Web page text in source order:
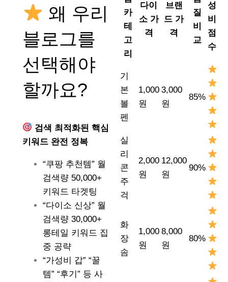
왜 우리
블로그를
선택해야
할까요?
검색 최적화된 핵심
키워드 완전 정복
“쿠팡 추천템” 월
검색량 50,000+
키워드 타겟팅
“다이소 신상” 월
검색량 30,000+
롱테일 키워드 집
중 공략
“가성비 갑” “꿀
템” “후기” 등 사
카
테
고
리
다이
소 가
격
브랜
드 가
격
질
비
교
성
비
점
수
기
본
볼
펜
1,000
원
3,000
원
85%
실
리
콘
주
걱
2,000
원
12,000
원
90%
화
장
솜
1,000
원
8,000
원
80%